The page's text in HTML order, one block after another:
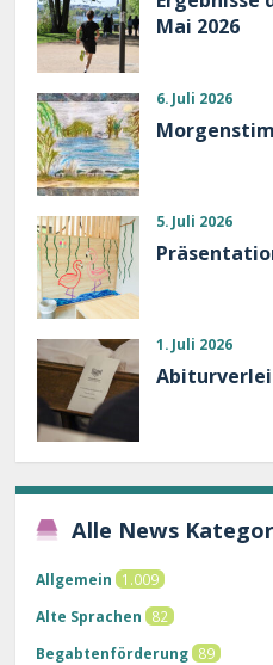
Mai 2026
6. Juli 2026
5. Juli 2026
1. Juli 2026
Alle News
Allgemein
1.009
Alte Sprachen
82
Begabtenförderung 89